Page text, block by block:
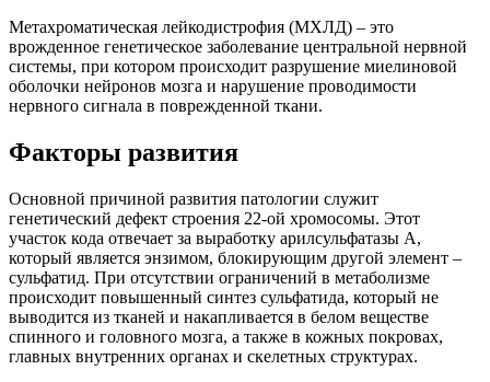
Метахроматическая лейкодистрофия (МХЛД) – это
врожденное генетическое заболевание центральной нервной
системы, при котором происходит разрушение миелиновой
оболочки нейронов мозга и нарушение проводимости
нервного сигнала в поврежденной ткани.
Факторы развития
Основной причиной развития патологии служит
генетический дефект строения 22-ой хромосомы. Этот
участок кода отвечает за выработку арилсульфатазы А,
который является энзимом, блокирующим другой элемент –
сульфатид. При отсутствии ограничений в метаболизме
происходит повышенный синтез сульфатида, который не
выводится из тканей и накапливается в белом веществе
спинного и головного мозга, а также в кожных покровах,
главных внутренних органах и скелетных структурах.